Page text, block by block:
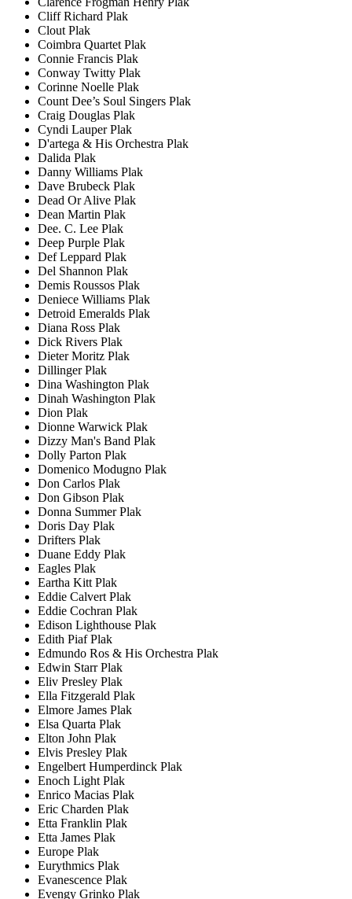
Cliff Richard Plak
Clout Plak
Coimbra Quartet Plak
Connie Francis Plak
Conway Twitty Plak
Corinne Noelle Plak
Count Dee’s Soul Singers Plak
Craig Douglas Plak
Cyndi Lauper Plak
D'artega & His Orchestra Plak
Dalida Plak
Danny Williams Plak
Dave Brubeck Plak
Dead Or Alive Plak
Dean Martin Plak
Dee. C. Lee Plak
Deep Purple Plak
Def Leppard Plak
Del Shannon Plak
Demis Roussos Plak
Deniece Williams Plak
Detroid Emeralds Plak
Diana Ross Plak
Dick Rivers Plak
Dieter Moritz Plak
Dillinger Plak
Dina Washington Plak
Dinah Washington Plak
Dion Plak
Dionne Warwick Plak
Dizzy Man's Band Plak
Dolly Parton Plak
Domenico Modugno Plak
Don Carlos Plak
Don Gibson Plak
Donna Summer Plak
Doris Day Plak
Drifters Plak
Duane Eddy Plak
Eagles Plak
Eartha Kitt Plak
Eddie Calvert Plak
Eddie Cochran Plak
Edison Lighthouse Plak
Edith Piaf Plak
Edmundo Ros & His Orchestra Plak
Edwin Starr Plak
Eliv Presley Plak
Ella Fitzgerald Plak
Elmore James Plak
Elsa Quarta Plak
Elton John Plak
Elvis Presley Plak
Engelbert Humperdinck Plak
Enoch Light Plak
Enrico Macias Plak
Eric Charden Plak
Etta Franklin Plak
Etta James Plak
Europe Plak
Eurythmics Plak
Evanescence Plak
Evengy Grinko Plak